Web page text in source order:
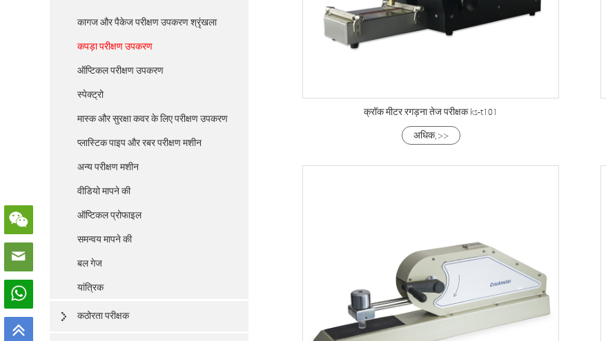
कागज और पैकेज परीक्षण उपकरण श्रृंखला
कपड़ा परीक्षण उपकरण
ऑप्टिकल परीक्षण उपकरण
स्पेक्ट्रो
मास्क और सुरक्षा कवर के लिए परीक्षण उपकरण
प्लास्टिक पाइप और रबर परीक्षण मशीन
अन्य परीक्षण मशीन
वीडियो मापने की
ऑप्टिकल प्रोफाइल
समन्वय मापने की
बल गेज
यांत्रिक
कठोरता परीक्षक
क्रॉक मीटर रगड़ना तेज परीक्षक ks-t101
अधिक, >>